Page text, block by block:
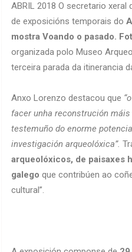
ABRIL 2018 O secretario
de exposicións temporais do
mostra Voando o pasado.
organizada polo Museo
terceira parada da itinerancia
Anxo Lorenzo destacou que
facer unha reconstrución
testemuño do enorme
investigación arqueolóxica”.
arqueolóxicos, de paisaxes
galego que contribúen ao
cultural”.